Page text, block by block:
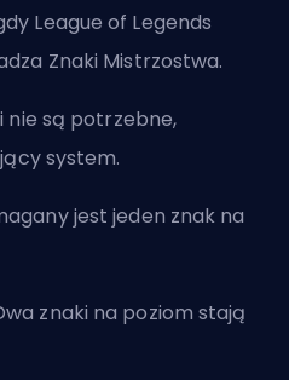
League of Legends
Znaki Mistrzostwa.
nie są potrzebne,
system.
jest jeden znak na
znaki na poziom stają